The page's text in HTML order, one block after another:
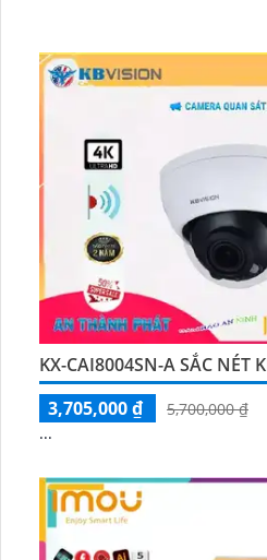
KX-CAI8004SN-A SẮC NÉT
3,705,000 ₫
5,700,000 ₫
...